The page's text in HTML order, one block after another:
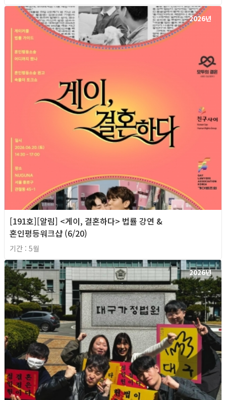
2026년
[191호][알림] <게이, 결혼하다> 법률 강연 &
혼인평등워크샵 (6/20)
기간 : 5월
2026년